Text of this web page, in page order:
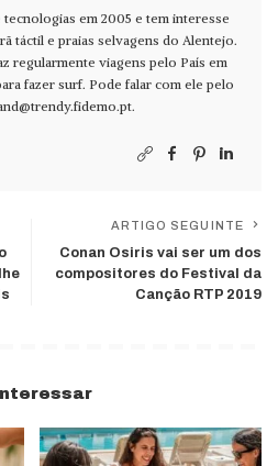
em 2005 e tem interesse
táctil e praias selvagens do Alentejo.
regularmente viagens pelo País em
fazer surf. Pode falar com ele pelo
.
ARTIGO SEGUINTE
Conan Osiris vai ser um dos
compositores do Festival da
Canção RTP 2019